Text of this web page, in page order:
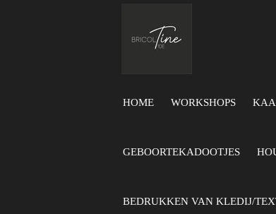
HOME WORKSHOPS
GEBOORTEKADOOTJES
BEDRUKKEN VAN KLEDIJ/